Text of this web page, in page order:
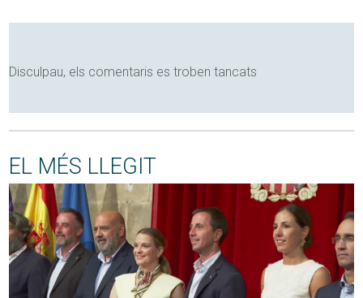
Disculpau, els comentaris es troben tancats
EL MÉS LLEGIT